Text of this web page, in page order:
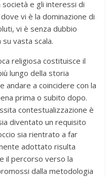
e gli interessi di
vi è la dominazione di
vi è senza dubbio
vasta scala.
religiosa costituisce il
lungo della storia
andare a coincidere con la
prima o subito dopo.
contestualizzazione è
diventato un requisito
sia rientrato a far
adottato risulta
il percorso verso la
dalla metodologia